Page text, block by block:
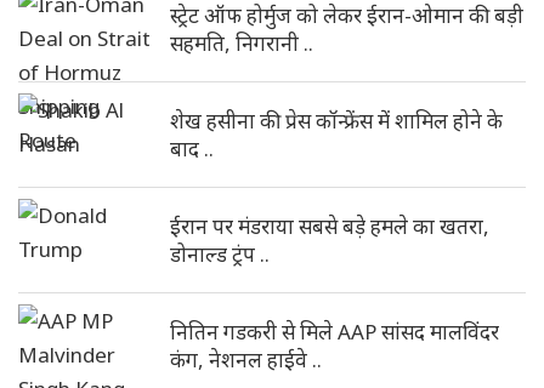
स्ट्रेट ऑफ होर्मुज को लेकर ईरान-ओमान की बड़ी
सहमति, निगरानी ..
शेख हसीना की प्रेस कॉन्फ्रेंस में शामिल होने के
बाद ..
ईरान पर मंडराया सबसे बड़े हमले का खतरा,
डोनाल्ड ट्रंप ..
नितिन गडकरी से मिले AAP सांसद मालविंदर
कंग, नेशनल हाईवे ..